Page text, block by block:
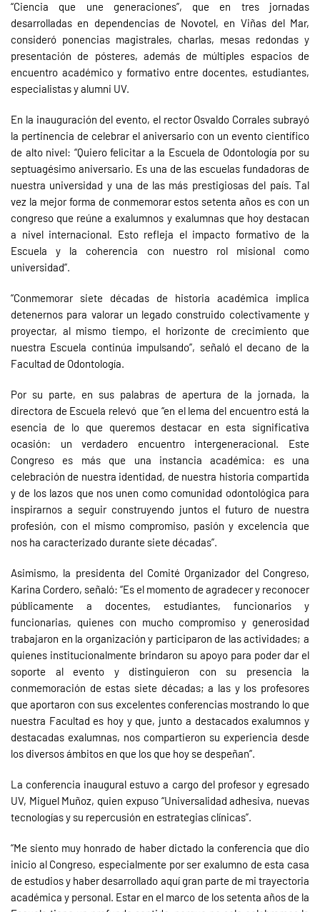
“Ciencia que une generaciones”, que en tres jornadas
desarrolladas en dependencias de Novotel, en Viñas del Mar,
consideró ponencias magistrales, charlas, mesas redondas y
presentación de pósteres, además de múltiples espacios de
encuentro académico y formativo entre docentes, estudiantes,
especialistas y alumni UV.
En la inauguración del evento, el rector Osvaldo Corrales subrayó
la pertinencia de celebrar el aniversario con un evento científico
de alto nivel: “Quiero felicitar a la Escuela de Odontología por su
septuagésimo aniversario. Es una de las escuelas fundadoras de
nuestra universidad y una de las más prestigiosas del país. Tal
vez la mejor forma de conmemorar estos setenta años es con un
congreso que reúne a exalumnos y exalumnas que hoy destacan
a nivel internacional. Esto refleja el impacto formativo de la
Escuela y la coherencia con nuestro rol misional como
universidad”.
“Conmemorar siete décadas de historia académica implica
detenernos para valorar un legado construido colectivamente y
proyectar, al mismo tiempo, el horizonte de crecimiento que
nuestra Escuela continúa impulsando”, señaló el decano de la
Facultad de Odontología.
Por su parte, en sus palabras de apertura de la jornada, la
directora de Escuela relevó que “en el lema del encuentro está la
esencia de lo que queremos destacar en esta significativa
ocasión: un verdadero encuentro intergeneracional. Este
Congreso es más que una instancia académica: es una
celebración de nuestra identidad, de nuestra historia compartida
y de los lazos que nos unen como comunidad odontológica para
inspirarnos a seguir construyendo juntos el futuro de nuestra
profesión, con el mismo compromiso, pasión y excelencia que
nos ha caracterizado durante siete décadas”.
Asimismo, la presidenta del Comité Organizador del Congreso,
Karina Cordero, señaló: “Es el momento de agradecer y reconocer
públicamente a docentes, estudiantes, funcionarios y
funcionarias, quienes con mucho compromiso y generosidad
trabajaron en la organización y participaron de las actividades; a
quienes institucionalmente brindaron su apoyo para poder dar el
soporte al evento y distinguieron con su presencia la
conmemoración de estas siete décadas; a las y los profesores
que aportaron con sus excelentes conferencias mostrando lo que
nuestra Facultad es hoy y que, junto a destacados exalumnos y
destacadas exalumnas, nos compartieron su experiencia desde
los diversos ámbitos en que los que hoy se despeñan”.
La conferencia inaugural estuvo a cargo del profesor y egresado
UV, Miguel Muñoz, quien expuso “Universalidad adhesiva, nuevas
tecnologías y su repercusión en estrategias clínicas”.
“Me siento muy honrado de haber dictado la conferencia que dio
inicio al Congreso, especialmente por ser exalumno de esta casa
de estudios y haber desarrollado aquí gran parte de mi trayectoria
académica y personal. Estar en el marco de los setenta años de la